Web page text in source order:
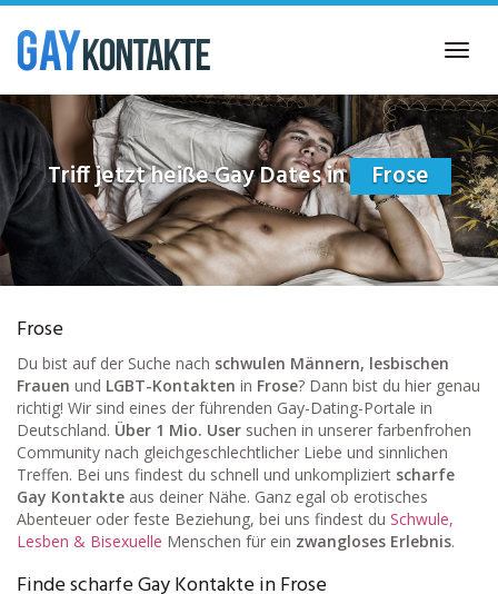
Skip
main
content
Triff jetzt heiße Gay Dates in Frose
Frose
Du bist auf der Suche nach schwulen Männern, lesbischen
Frauen und LGBT-Kontakten in Frose? Dann bist du hier genau
richtig! Wir sind eines der führenden Gay-Dating-Portale in
Deutschland. Über 1 Mio. User suchen in unserer farbenfrohen
Community nach gleichgeschlechtlicher Liebe und sinnlichen
Treffen. Bei uns findest du schnell und unkompliziert scharfe
Gay Kontakte aus deiner Nähe. Ganz egal ob erotisches
Abenteuer oder feste Beziehung, bei uns findest du Schwule,
Lesben & Bisexuelle Menschen für ein zwangloses Erlebnis.
Finde scharfe Gay Kontakte in Frose